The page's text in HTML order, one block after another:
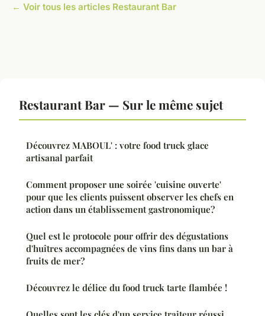
← Voir tous les articles Restaurant Bar
Restaurant Bar — Sur le même sujet
Découvrez MABOUL' : votre food truck glace
artisanal parfait
Comment proposer une soirée 'cuisine ouverte'
pour que les clients puissent observer les chefs en
action dans un établissement gastronomique?
Quel est le protocole pour offrir des dégustations
d'huîtres accompagnées de vins fins dans un bar à
fruits de mer?
Découvrez le délice du food truck tarte flambée !